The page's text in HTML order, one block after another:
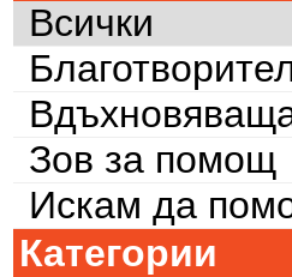
Всички
Зов за помощ
Искам да
Категории